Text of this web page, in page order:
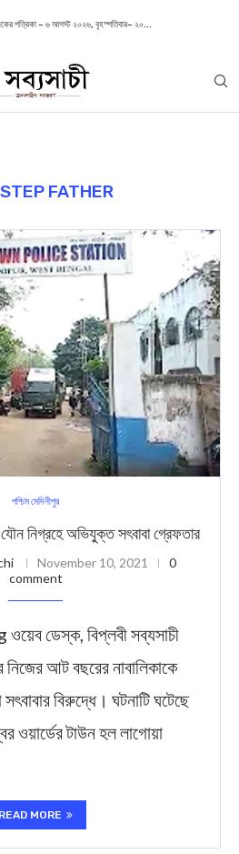
পত্রিকা – ৬ আগস্ট ২০২৬, বৃহস্পতিবার– ২০...
STEP FATHER
পশ্চিম মেদিনীপুর
যৌন নিগ্রহে অভিযু্ক্ত সৎবাবা গ্রেফতার
November 10, 2021
0
comment
ডেস্ক, বিপ্লবী সব্যসাচী
আট বছরের নাবালিকাকে
বিরুদ্ধে। ঘটনাটি ঘটেছে
ওয়ার্ডের টাউন হল লাগোয়া
READ MORE